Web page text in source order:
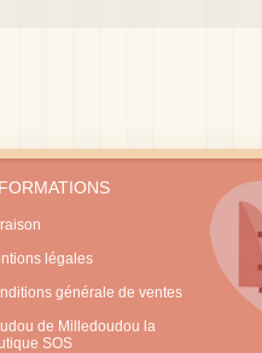
légales
générale de ventes
de Milledoudou la
SOS